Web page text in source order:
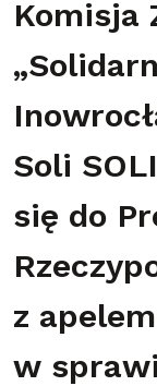
Komisja
Soli
się do
z
w